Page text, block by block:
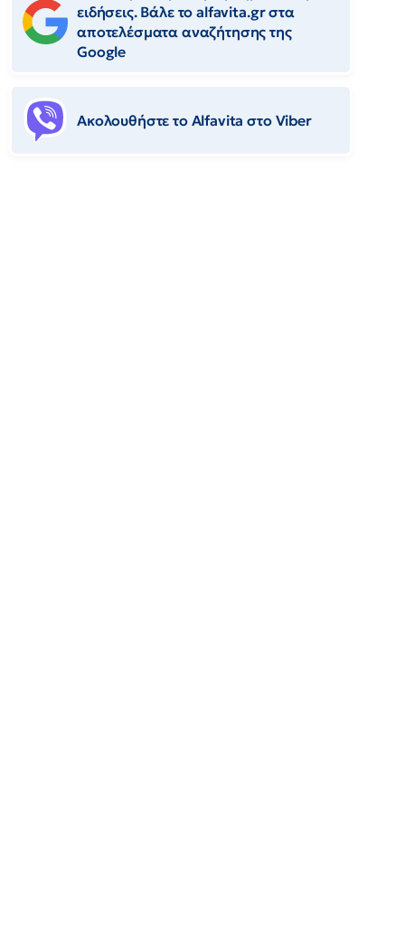
ειδήσεις. Βάλε το alfavita.gr στα
αποτελέσματα αναζήτησης της
Google
Ακολουθήστε το Αlfavita στο Viber